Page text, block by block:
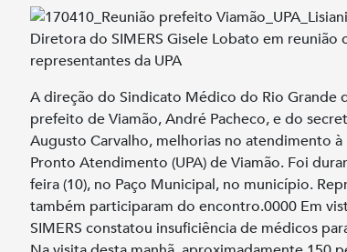
Diretora do SIMERS Gisele Lobato em
representantes da UPA
A direção do Sindicato Médico do Rio Grande
prefeito de Viamão, André Pacheco, e do
Augusto Carvalho, melhorias no atendimento
Pronto Atendimento (UPA) de Viamão. Foi
feira (10), no Paço Municipal, no município.
também participaram do encontro.0000 Em
SIMERS constatou insuficiência de médicos